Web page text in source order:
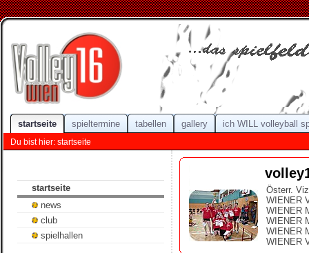
startseite spieltermine tabellen gallery ich WILL volleyball
Du bist hier: startseite
startseite
news
club
spielhallen
Österr.
WIENER
WIENER
WIENER
WIENER
WIENER